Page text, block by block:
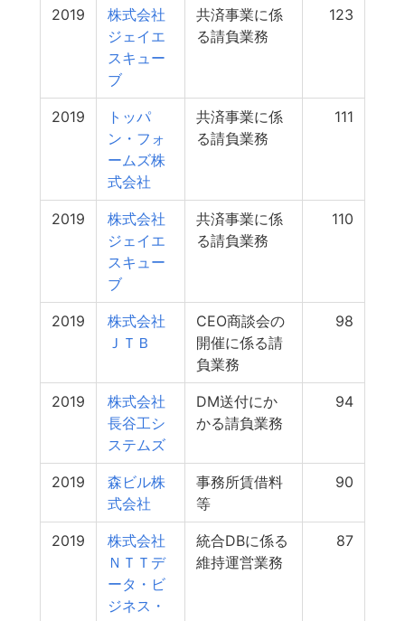
2019
株式会社
ジェイエ
スキュー
ブ
共済事業に係
る請負業務
123
2019
トッパ
ン・フォ
ームズ株
式会社
共済事業に係
る請負業務
111
2019
株式会社
ジェイエ
スキュー
ブ
共済事業に係
る請負業務
110
2019
株式会社
ＪＴＢ
CEO商談会の
開催に係る請
負業務
98
2019
株式会社
長谷工シ
ステムズ
DM送付にか
かる請負業務
94
2019
森ビル株
式会社
事務所賃借料
等
90
2019
株式会社
ＮＴＴデ
ータ・ビ
ジネス・
統合DBに係る
維持運営業務
87